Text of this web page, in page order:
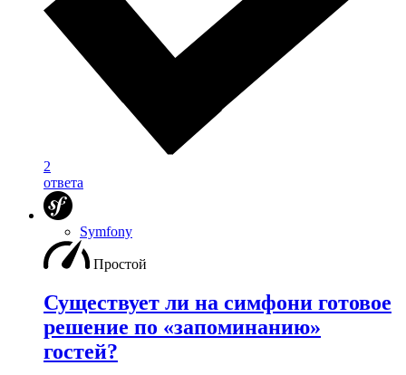
2
ответа
Symfony
Простой
Существует ли на симфони готовое
решение по «запоминанию»
гостей?